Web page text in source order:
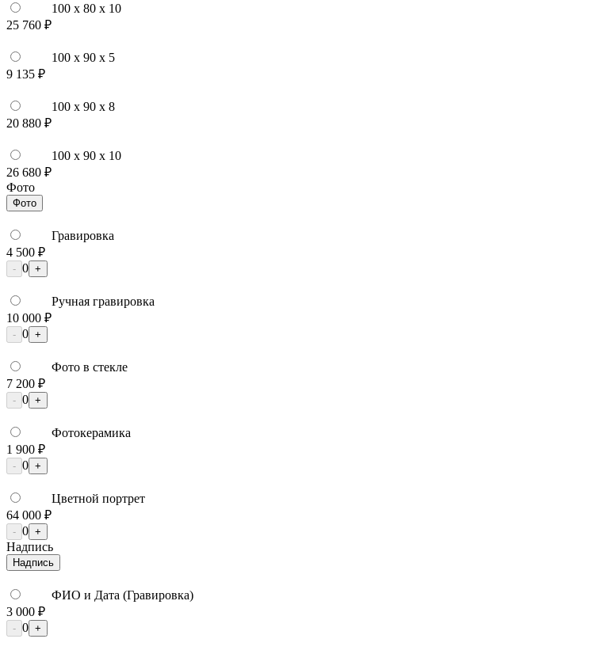
100 x 80 x 10
25 760 ₽
100 x 90 x 5
9 135 ₽
100 x 90 x 8
20 880 ₽
100 x 90 x 10
26 680 ₽
Фото
Фото
Гравировка
4 500 ₽
- 0 +
Ручная гравировка
10 000 ₽
- 0 +
Фото в стекле
7 200 ₽
- 0 +
Фотокерамика
1 900 ₽
- 0 +
Цветной портрет
64 000 ₽
- 0 +
Надпись
Надпись
ФИО и Дата (Гравировка)
3 000 ₽
- 0 +